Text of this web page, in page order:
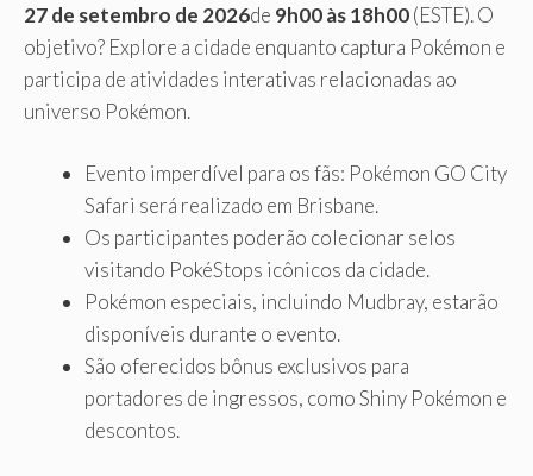
27 de setembro de 2026de 9h00 às 18h00(ESTE). O
objetivo? Explore a cidade enquanto captura Pokémon e
participa de atividades interativas relacionadas ao
universo Pokémon.
Evento imperdível para os fãs: Pokémon GO City
Safari será realizado em Brisbane.
Os participantes poderão colecionar selos
visitando PokéStops icônicos da cidade.
Pokémon especiais, incluindo Mudbray, estarão
disponíveis durante o evento.
São oferecidos bônus exclusivos para
portadores de ingressos, como Shiny Pokémon e
descontos.